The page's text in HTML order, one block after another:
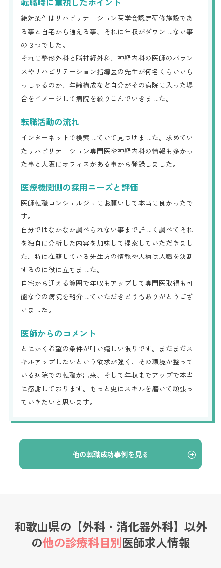
絶対条件はリハビリテーション医学会認定研修施設であ
る事と自宅から通える事、それに年収がダウンしない事
の３つでした。
それに整形外科と脳神経外科、神経内科の医師のバラン
スやリハビリテーション指導医の先生が何名くらいいら
っしゃるのか、年齢構成など自分がその病院に入った場
合をイメージして病院を絞りこんでいきました。
転職活動の流れ
インターネットで検索していて見つけました。求めてい
たリハビリテーション専門医や神経内科の情報も多かっ
た事と大阪にオフィスがある事から登録しました。
医療機関側の採用ニーズと評価
医師転職コンシェルジュにお願いして本当に良かったで
す。
自分ではなかなか調べられない事まで詳しく調べてそれ
を独自に分析した内容を加味して提案していただきまし
た。特に在籍している先生方の情報や人柄は入職を決断
するのに役に立ちました。
自宅から通える範囲で年収もアップして専門医取得も可
能な今の病院を紹介していただきどうもありがとうござ
いました。
医師からのコメント
とにかく希望の条件が叶い嬉しい限りです。まだまだス
キルアップしたいという欲求が強く、その環境が整って
いる病院での転職が出来、そして年収までアップで本当
に感謝しております。もっと更にスキルを磨いて頑張っ
ていきたいと思います。
他の転職成功事例を見る
和歌山県の【外科・消化器外科】以外
の他の診療科目別医師求人情報